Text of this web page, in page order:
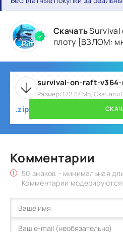
СкачатьSurvival
плоту {ВЗЛОМ:
survival-on-raft-v364-
Размер: 172.57 Mb, Скачали
.zip
Комментарии
50 знаков - минимальная
Комментарии модерируются!